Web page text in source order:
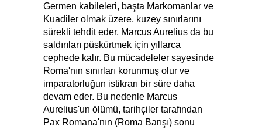
Germen kabileleri, başta Markomanlar ve
Kuadiler olmak üzere, kuzey sınırlarını
sürekli tehdit eder, Marcus Aurelius da bu
saldırıları püskürtmek için yıllarca
cephede kalır. Bu mücadeleler sayesinde
Roma'nın sınırları korunmuş olur ve
imparatorluğun istikrarı bir süre daha
devam eder. Bu nedenle Marcus
Aurelius'un ölümü, tarihçiler tarafından
Pax Romana'nın (Roma Barışı) sonu